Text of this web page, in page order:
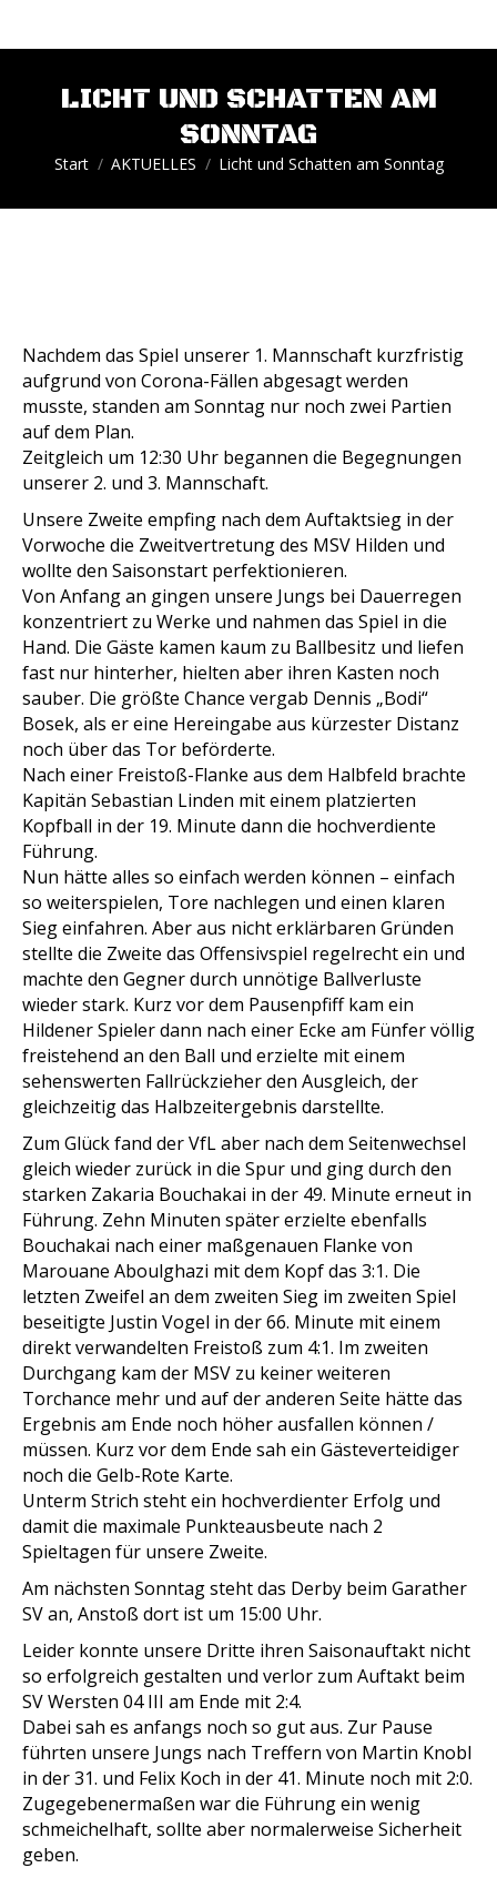
LICHT UND SCHATTEN AM
SONNTAG
Sie befinden sich hier:
Start AKTUELLES Licht und Schatten am Sonntag
Nachdem das Spiel unserer 1. Mannschaft kurzfristig
aufgrund von Corona-Fällen abgesagt werden
musste, standen am Sonntag nur noch zwei Partien
auf dem Plan.
Zeitgleich um 12:30 Uhr begannen die Begegnungen
unserer 2. und 3. Mannschaft.
Unsere Zweite empfing nach dem Auftaktsieg in der
Vorwoche die Zweitvertretung des MSV Hilden und
wollte den Saisonstart perfektionieren.
Von Anfang an gingen unsere Jungs bei Dauerregen
konzentriert zu Werke und nahmen das Spiel in die
Hand. Die Gäste kamen kaum zu Ballbesitz und liefen
fast nur hinterher, hielten aber ihren Kasten noch
sauber. Die größte Chance vergab Dennis „Bodi“
Bosek, als er eine Hereingabe aus kürzester Distanz
noch über das Tor beförderte.
Nach einer Freistoß-Flanke aus dem Halbfeld brachte
Kapitän Sebastian Linden mit einem platzierten
Kopfball in der 19. Minute dann die hochverdiente
Führung.
Nun hätte alles so einfach werden können – einfach
so weiterspielen, Tore nachlegen und einen klaren
Sieg einfahren. Aber aus nicht erklärbaren Gründen
stellte die Zweite das Offensivspiel regelrecht ein und
machte den Gegner durch unnötige Ballverluste
wieder stark. Kurz vor dem Pausenpfiff kam ein
Hildener Spieler dann nach einer Ecke am Fünfer völlig
freistehend an den Ball und erzielte mit einem
sehenswerten Fallrückzieher den Ausgleich, der
gleichzeitig das Halbzeitergebnis darstellte.
Zum Glück fand der VfL aber nach dem Seitenwechsel
gleich wieder zurück in die Spur und ging durch den
starken Zakaria Bouchakai in der 49. Minute erneut in
Führung. Zehn Minuten später erzielte ebenfalls
Bouchakai nach einer maßgenauen Flanke von
Marouane Aboulghazi mit dem Kopf das 3:1. Die
letzten Zweifel an dem zweiten Sieg im zweiten Spiel
beseitigte Justin Vogel in der 66. Minute mit einem
direkt verwandelten Freistoß zum 4:1. Im zweiten
Durchgang kam der MSV zu keiner weiteren
Torchance mehr und auf der anderen Seite hätte das
Ergebnis am Ende noch höher ausfallen können /
müssen. Kurz vor dem Ende sah ein Gästeverteidiger
noch die Gelb-Rote Karte.
Unterm Strich steht ein hochverdienter Erfolg und
damit die maximale Punkteausbeute nach 2
Spieltagen für unsere Zweite.
Am nächsten Sonntag steht das Derby beim Garather
SV an, Anstoß dort ist um 15:00 Uhr.
Leider konnte unsere Dritte ihren Saisonauftakt nicht
so erfolgreich gestalten und verlor zum Auftakt beim
SV Wersten 04 III am Ende mit 2:4.
Dabei sah es anfangs noch so gut aus. Zur Pause
führten unsere Jungs nach Treffern von Martin Knobl
in der 31. und Felix Koch in der 41. Minute noch mit 2:0.
Zugegebenermaßen war die Führung ein wenig
schmeichelhaft, sollte aber normalerweise Sicherheit
geben.